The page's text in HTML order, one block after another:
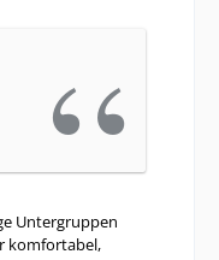
Untergruppen
komfortabel,